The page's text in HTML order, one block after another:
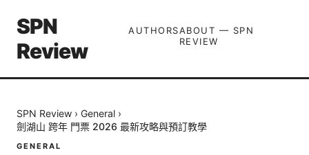
SPN
Review
AUTHORSABOUT — SPN
REVIEW
SPN Review › General ›
劍湖山 跨年 門票 2026 最新攻略與預訂教學
GENERAL